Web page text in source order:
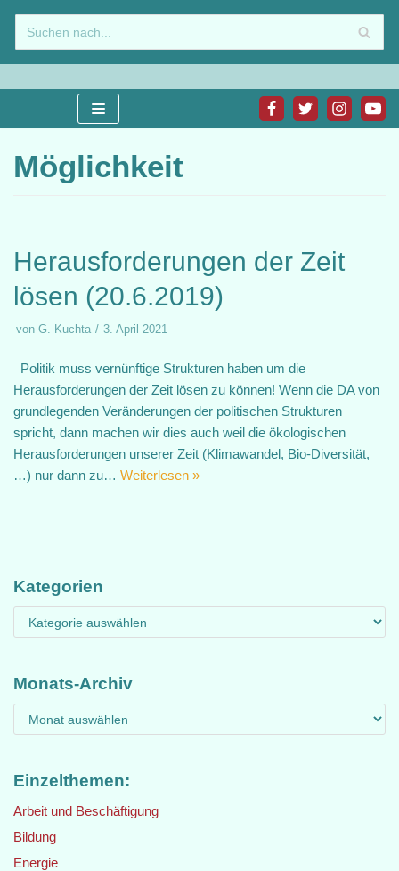
Zum
Inhalt
springen
Möglichkeit
Herausforderungen der Zeit
lösen (20.6.2019)
von G. Kuchta 3. April 2021
Politik muss vernünftige Strukturen haben um die
Herausforderungen der Zeit lösen zu können! Wenn die DA von
grundlegenden Veränderungen der politischen Strukturen
spricht, dann machen wir dies auch weil die ökologischen
Herausforderungen unserer Zeit (Klimawandel, Bio-Diversität,
…) nur dann zu… Weiterlesen »
Kategorien
Monats-Archiv
Einzelthemen:
Arbeit und Beschäftigung
Bildung
Energie